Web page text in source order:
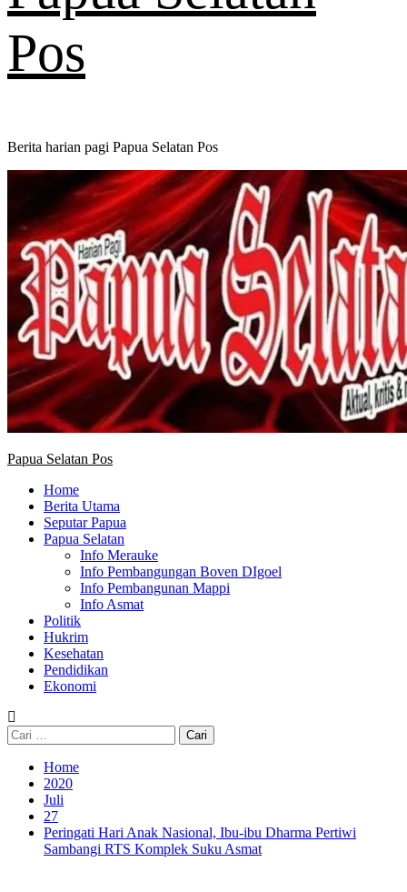
Pos
Berita harian pagi Papua Selatan Pos
Primary
Papua Selatan Pos
Home
Berita Utama
Seputar Papua
Papua Selatan
Info Merauke
Info Pembangungan Boven DIgoel
Info Pembangunan Mappi
Info Asmat
Politik
Hukrim
Kesehatan
Pendidikan
Ekonomi
Cari
untuk:
Home
2020
Juli
27
Peringati Hari Anak Nasional, Ibu-ibu Dharma Pertiwi
Sambangi RTS Komplek Suku Asmat